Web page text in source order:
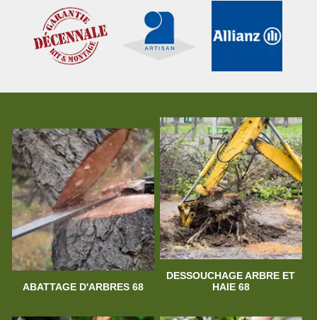
ABATTAGE D'ARBRES 68
DESSOUCHAGE ARBRE ET
HAIE 68